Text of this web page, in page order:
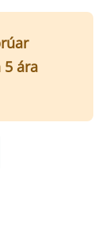
5 ára